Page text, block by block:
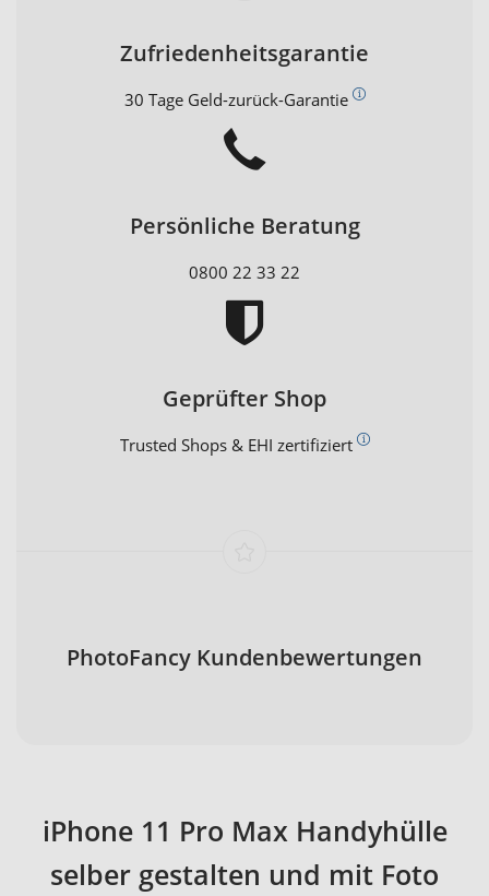
Zufriedenheitsgarantie
30 Tage Geld-zurück-Garantie
Persönliche Beratung
0800 22 33 22
Geprüfter Shop
Trusted Shops & EHI zertifiziert
PhotoFancy Kundenbewertungen
iPhone 11 Pro Max Handyhülle
selber gestalten und mit Foto